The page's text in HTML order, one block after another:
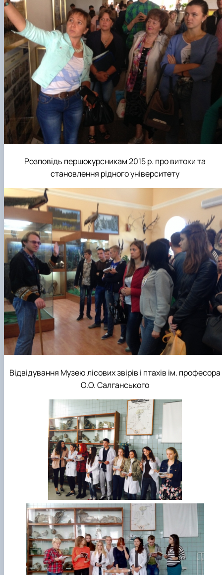
Розповідь першокурсникам 2015 р. про витоки та
становлення рідного університету
Відвідування Музею лісових звірів і птахів ім. професора
О.О. Салганського